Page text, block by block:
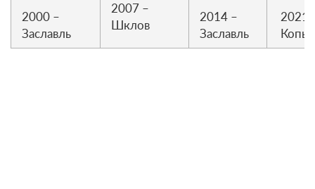
2000 –
Заславль
2007 –
Шклов
2014 –
Заславль
2021